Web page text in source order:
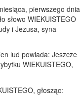
pierwszego dnia
słowo WIEKUISTEGO
i Jezusa, syna
lud powiada: Jeszcze
WIEKUISTEGO,
głosząc: